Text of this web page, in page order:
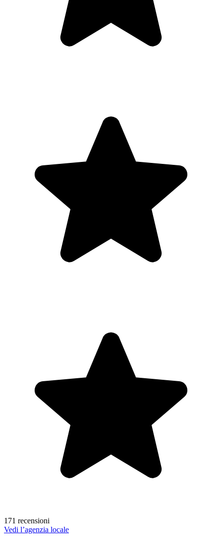
171 recensioni
Vedi l’agenzia locale